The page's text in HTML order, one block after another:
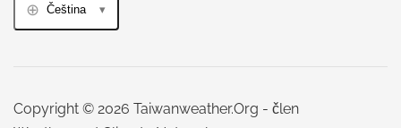
Čeština
Copyright © 2026 Taiwanweather.Org - člen